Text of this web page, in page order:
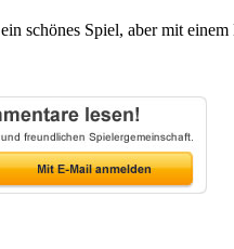
schönes Spiel, aber mit